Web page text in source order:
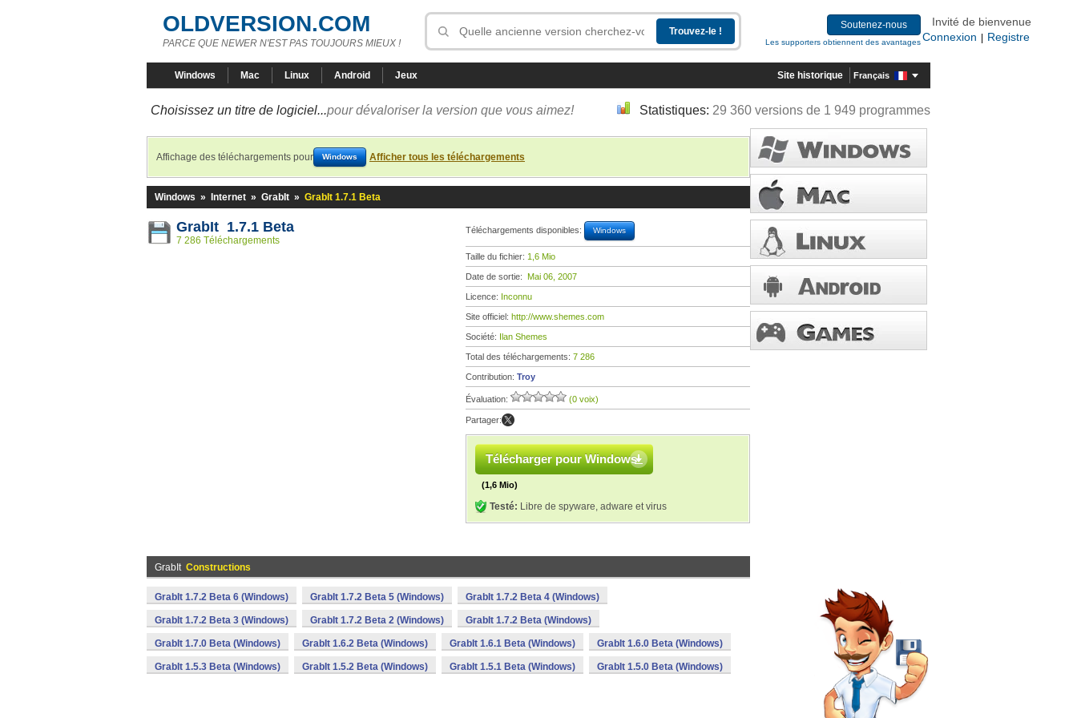
OLDVERSION.COM
PARCE QUE NEWER N'EST PAS TOUJOURS MIEUX !
Soutenez-nous
Les supporters obtiennent des avantages
Invité de bienvenue
Connexion
Registre
Windows Mac Linux Android Jeux Site historique Français
Choisissez un titre de logiciel...pour dévaloriser la version que vous aimez! Statistiques: 29 360 versions de 1 949 programmes
Affichage des téléchargements pour Windows Afficher tous les téléchargements
Windows » Internet » GrabIt » GrabIt 1.7.1 Beta
GrabIt 1.7.1 Beta
7 286 Téléchargements
Téléchargements disponibles: Windows
Taille du fichier: 1,6 Mio
Date de sortie: Mai 06, 2007
Licence: Inconnu
Site officiel: http://www.shemes.com
Société: Ilan Shemes
Total des téléchargements: 7 286
Contribution: Troy
Évaluation: (0 voix)
Partager:
Télécharger pour Windows
(1,6 Mio)
Testé: Libre de spyware, adware et virus
GrabIt Constructions
GrabIt 1.7.2 Beta 6 (Windows) GrabIt 1.7.2 Beta 5 (Windows) GrabIt 1.7.2 Beta 4 (Windows)
GrabIt 1.7.2 Beta 3 (Windows) GrabIt 1.7.2 Beta 2 (Windows) GrabIt 1.7.2 Beta (Windows)
GrabIt 1.7.0 Beta (Windows) GrabIt 1.6.2 Beta (Windows) GrabIt 1.6.1 Beta (Windows) GrabIt 1.6.0 Beta (Windows)
GrabIt 1.5.3 Beta (Windows) GrabIt 1.5.2 Beta (Windows) GrabIt 1.5.1 Beta (Windows) GrabIt 1.5.0 Beta (Windows)